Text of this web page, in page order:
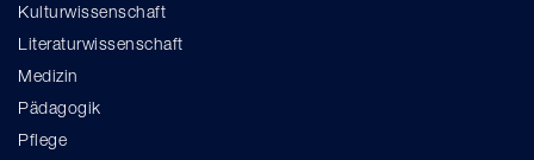
Kulturwissenschaft
Literaturwissenschaft
Medizin
Pädagogik
Pflege